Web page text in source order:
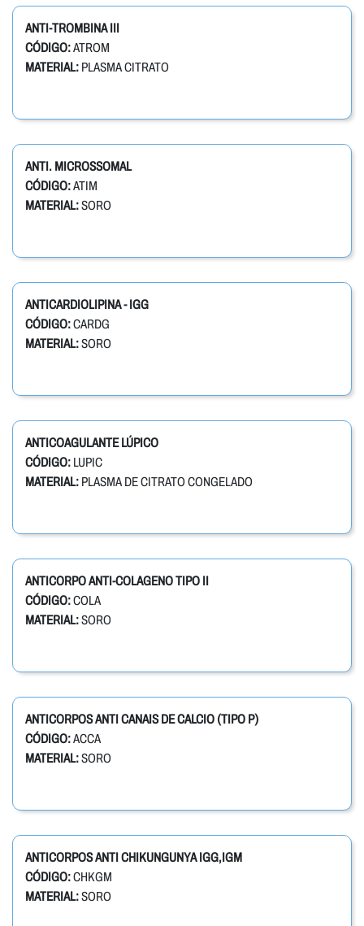
ANTI-TROMBINA III
CÓDIGO:ATROM
MATERIAL: PLASMA CITRATO
ANTI. MICROSSOMAL
CÓDIGO:ATIM
MATERIAL:SORO
ANTICARDIOLIPINA - IGG
CÓDIGO:CARDG
MATERIAL:SORO
ANTICOAGULANTE LÚPICO
CÓDIGO: LUPIC
MATERIAL: PLASMA DE CITRATO CONGELADO
ANTICORPO ANTI-COLAGENO TIPO II
CÓDIGO:COLA
MATERIAL:SORO
ANTICORPOS ANTI CANAIS DE CALCIO (TIPO P)
CÓDIGO:ACCA
MATERIAL:SORO
ANTICORPOS ANTI CHIKUNGUNYA IGG,IGM
CÓDIGO:CHKGM
MATERIAL:SORO